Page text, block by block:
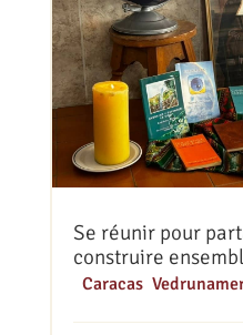
Se réunir pour
construire
Caracas,